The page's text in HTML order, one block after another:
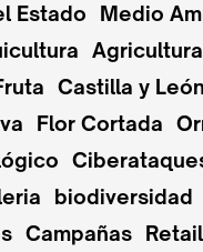
Estado Medio
Agricultura
Castilla y León
Flor Cortada
biodiversidad
Campañas Retail